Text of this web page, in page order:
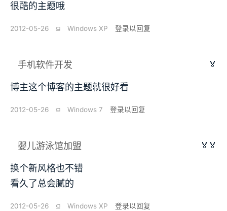
很酷的主题哦
2012-05-26 ⫑ Windows XP 登录以回复
手机软件开发 🏅
博主这个博客的主题就很好看
2012-05-26 ⫑ Windows 7 登录以回复
婴儿游泳馆加盟 🏅🏅
换个新风格也不错
看久了总会腻的
2012-05-26 ⫑ Windows XP 登录以回复